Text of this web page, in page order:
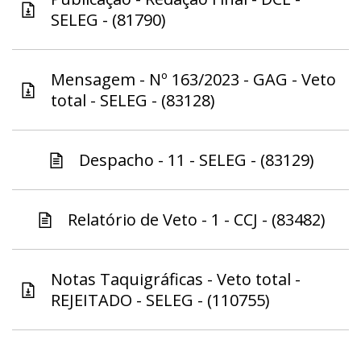
SELEG - (81790)
Mensagem - Nº 163/2023 - GAG - Veto
total - SELEG - (83128)
Despacho - 11 - SELEG - (83129)
Relatório de Veto - 1 - CCJ - (83482)
Notas Taquigráficas - Veto total -
REJEITADO - SELEG - (110755)